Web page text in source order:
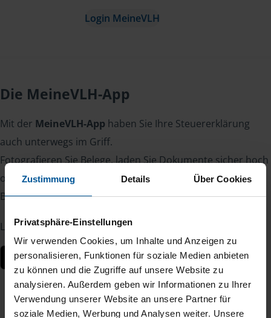
Zustimmung Details Über Cookies
Privatsphäre-Einstellungen
Wir verwenden Cookies, um Inhalte und Anzeigen zu
personalisieren, Funktionen für soziale Medien anbieten
zu können und die Zugriffe auf unsere Website zu
analysieren. Außerdem geben wir Informationen zu Ihrer
Verwendung unserer Website an unsere Partner für
soziale Medien, Werbung und Analysen weiter. Unsere
Login MeineVLH
Die MeineVLH-App
Mit der MeineVLH-App haben Sie Ihre Steuererklärung
auch unterwegs im Griff.
Fotografieren Sie Belege, laden Sie Dokumente sicher hoch
oder lesen Sie Nachrichten von Ihrer Beraterin oder Ihrem
Berater – jederzeit und von überall.
Laden Sie die App kostenlos herunter: